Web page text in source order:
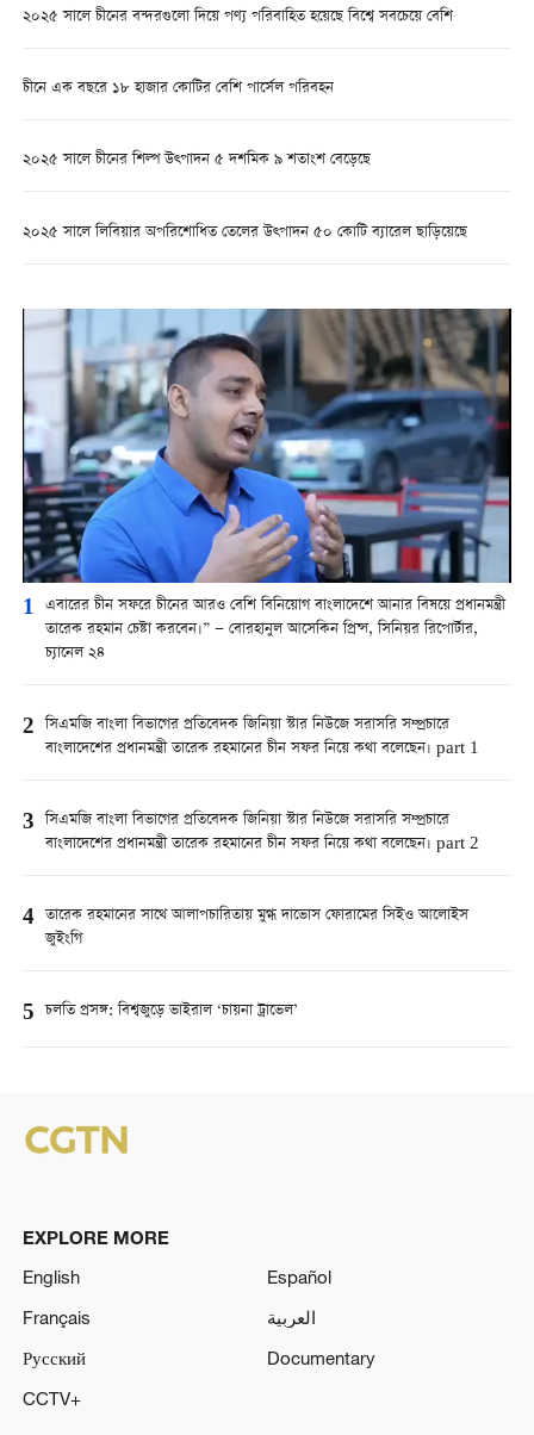
২০২৫ সালে চীনের বন্দরগুলো দিয়ে পণ্য পরিবাহিত হয়েছে বিশ্বে সবচেয়ে বেশি
চীনে এক বছরে ১৮ হাজার কোটির বেশি পার্সেল পরিবহন
২০২৫ সালে চীনের শিল্প উত্পাদন ৫ দশমিক ৯ শতাংশ বেড়েছে
২০২৫ সালে লিবিয়ার অপরিশোধিত তেলের উত্পাদন ৫০ কোটি ব্যারেল ছাড়িয়েছে
1 এবারের চীন সফরে চীনের আরও বেশি বিনিয়োগ বাংলাদেশে আনার বিষয়ে প্রধানমন্ত্রী
তারেক রহমান চেষ্টা করবেন।” — বোরহানুল আসেকিন প্রিন্স, সিনিয়র রিপোর্টার,
চ্যানেল ২৪
2 সিএমজি বাংলা বিভাগের প্রতিবেদক জিনিয়া স্টার নিউজে সরাসরি সম্প্রচারে
বাংলাদেশের প্রধানমন্ত্রী তারেক রহমানের চীন সফর নিয়ে কথা বলেছেন। part 1
3 সিএমজি বাংলা বিভাগের প্রতিবেদক জিনিয়া স্টার নিউজে সরাসরি সম্প্রচারে
বাংলাদেশের প্রধানমন্ত্রী তারেক রহমানের চীন সফর নিয়ে কথা বলেছেন। part 2
4 তারেক রহমানের সাথে আলাপচারিতায় মুগ্ধ দাভোস ফোরামের সিইও আলোইস
জুইংগি
5 চলতি প্রসঙ্গ: বিশ্বজুড়ে ভাইরাল ‘চায়না ট্রাভেল’
EXPLORE MORE
English
Español
Français
العربية
Русский
Documentary
CCTV+